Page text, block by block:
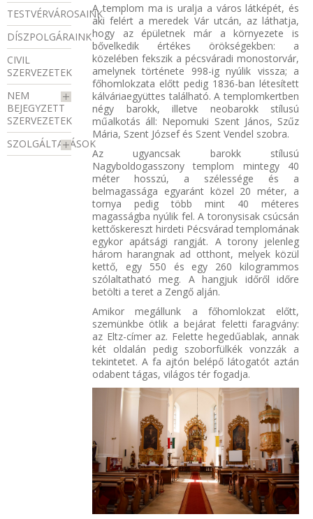
TESTVÉRVÁROSAINK
DÍSZPOLGÁRAINK
CIVIL
SZERVEZETEK
NEM
BEJEGYZETT
SZERVEZETEK
SZOLGÁLTATÁSOK
A templom ma is uralja a város látképét, és
aki felért a meredek Vár utcán, az láthatja,
hogy az épületnek már a környezete is
bővelkedik értékes örökségekben: a
közelében fekszik a pécsváradi monostorvár,
amelynek története 998-ig nyúlik vissza; a
főhomlokzata előtt pedig 1836-ban létesített
kálváriaegyüttes található. A templomkertben
négy barokk, illetve neobarokk stílusú
műalkotás áll: Nepomuki Szent János, Szűz
Mária, Szent József és Szent Vendel szobra.
Az ugyancsak barokk stílusú
Nagyboldogasszony templom mintegy 40
méter hosszú, a szélessége és a
belmagassága egyaránt közel 20 méter, a
tornya pedig több mint 40 méteres
magasságba nyúlik fel. A toronysisak csúcsán
kettőskereszt hirdeti Pécsvárad templomának
egykor apátsági rangját. A torony jelenleg
három harangnak ad otthont, melyek közül
kettő, egy 550 és egy 260 kilogrammos
szólaltatható meg. A hangjuk időről időre
betölti a teret a Zengő alján.
Amikor megállunk a főhomlokzat előtt,
szemünkbe ötlik a bejárat feletti faragvány:
az Eltz-címer az. Felette hegedűablak, annak
két oldalán pedig szoborfülkék vonzzák a
tekintetet. A fa ajtón belépő látogatót aztán
odabent tágas, világos tér fogadja.